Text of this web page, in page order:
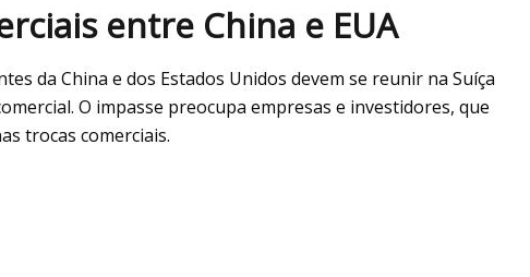
entre China e EUA
da China e dos Estados Unidos devem se reunir na Suíça
O impasse preocupa empresas e investidores, que
trocas comerciais.